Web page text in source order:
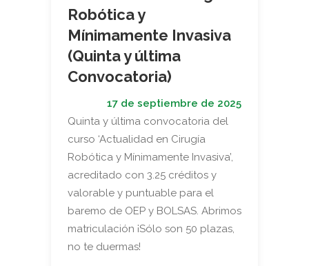
Robótica y
Mínimamente Invasiva
(Quinta y última
Convocatoria)
17 de septiembre de 2025
Quinta y última convocatoria del
curso ‘Actualidad en Cirugía
Robótica y Mínimamente Invasiva’,
acreditado con 3.25 créditos y
valorable y puntuable para el
baremo de OEP y BOLSAS. Abrimos
matriculación ¡Sólo son 50 plazas,
no te duermas!